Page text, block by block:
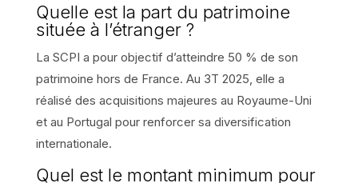
Quelle est la part du patrimoine
située à l’étranger ?
La SCPI a pour objectif d’atteindre 50 % de son
patrimoine hors de France. Au 3T 2025, elle a
réalisé des acquisitions majeures au Royaume-Uni
et au Portugal pour renforcer sa diversification
internationale.
Quel est le montant minimum pour